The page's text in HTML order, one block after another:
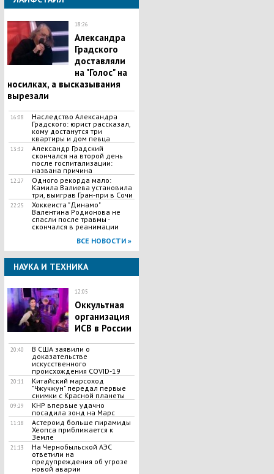
18:26
Александра
Градского
доставляли
на "Голос" на
носилках, а высказывания
вырезали
16:08
Наследство Александра
Градского: юрист рассказал,
кому достанутся три
квартиры и дом певца
13:32
Александр Градский
скончался на второй день
после госпитализации:
названа причина
12:27
Одного рекорда мало:
Камила Валиева установила
три, выиграв Гран-при в Сочи
22:25
Хоккеиста "Динамо"
Валентина Родионова не
спасли после травмы -
скончался в реанимации
ВСЕ НОВОСТИ »
НАУКА И ТЕХНИКА
12:05
Оккультная
организация
ИСВ в России
20:40
В США заявили о
доказательстве
искусственного
происхождения COVID-19
20:11
Китайский марсоход
"Чжучжун" передал первые
снимки с Красной планеты
09:29
КНР впервые удачно
посадила зонд на Марс
11:18
Астероид больше пирамиды
Хеопса приближается к
Земле
21:13
На Чернобыльской АЭС
ответили на
предупреждения об угрозе
новой аварии